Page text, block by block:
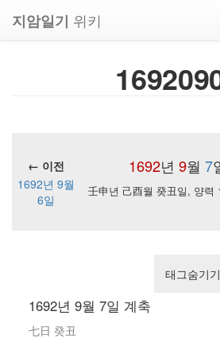
지암일기 위키
1692년 9월 7
← 이전
1692년 9월
6일
壬申년 己酉월 癸丑일, 양력
태그숨기기
1692년 9월 7일 계축
七日 癸丑